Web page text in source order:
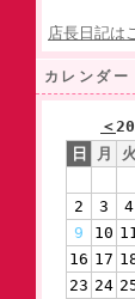
店長日記は
カレンダー
＜
日
月 火
2
3 4
9
10
16 17
23 24